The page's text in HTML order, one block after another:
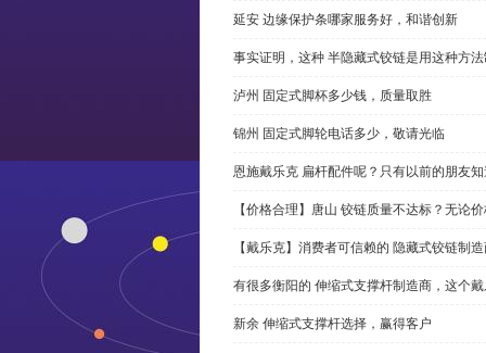
延安 边缘保护条哪家服务好，和谐创新
事实证明，这种 半隐藏式铰链是用这种方
泸州 固定式脚杯多少钱，质量取胜
锦州 固定式脚轮电话多少，敬请光临
恩施戴乐克 扁杆配件呢？只有以前的朋友
【价格合理】唐山 铰链质量不达标？无论
【戴乐克】消费者可信赖的 隐藏式铰链制
有很多衡阳的 伸缩式支撑杆制造商，这个
新余 伸缩式支撑杆选择，赢得客户